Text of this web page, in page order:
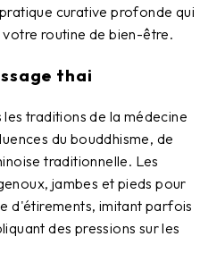
curative profonde qui
routine de bien-être.
thai
traditions de la médecine
du bouddhisme, de
traditionnelle. Les
jambes et pieds pour
d'étirements, imitant parfois
des pressions sur les